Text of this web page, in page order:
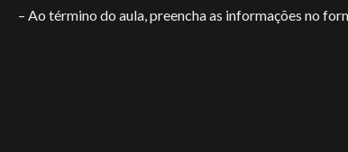
– Ao término do aula, preencha as informações no